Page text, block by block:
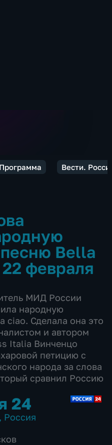
Программа Вести.
Bella
февраля
МИД России
народную
ciao. Сделала она это
и автором
Italia Винченцо
петицию с
народа за слова
сравнил Россию
24
, Россия